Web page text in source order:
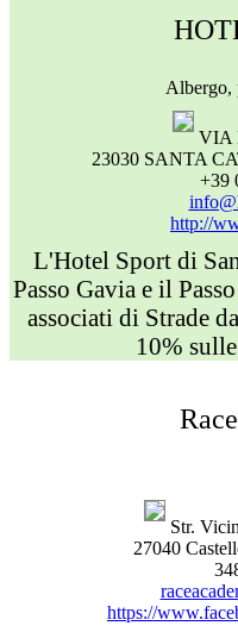
Albergo,
VIA
23030 SANTA
+39
http://
L'Hotel Sport di
Passo Gavia e il
associati di Strade
10%
Str.
27040
https://